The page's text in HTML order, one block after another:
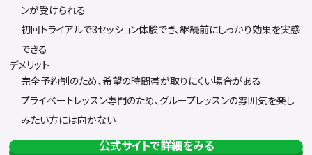
ンが受けられる
初回トライアルで3セッション体験でき、継続前にしっかり効果を実感
できる
デメリット
完全予約制のため、希望の時間帯が取りにくい場合がある
プライベートレッスン専門のため、グループレッスンの雰囲気を楽し
みたい方には向かない
公式サイトで詳細をみる